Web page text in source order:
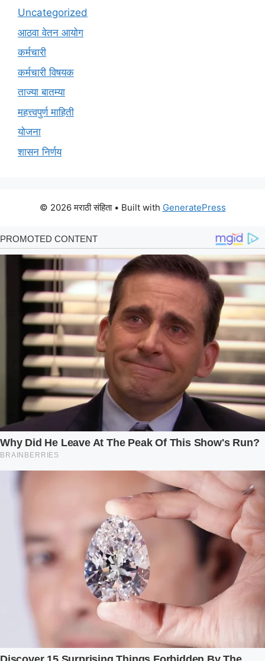
Uncategorized
आठवा वेतन आयोग
कर्मचारी
कर्मचारी विषयक
ताज्या बातम्या
महत्त्वपुर्ण माहिती
योजना
शासन निर्णय
© 2026 मराठी संहिता• Built with GeneratePress